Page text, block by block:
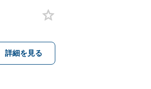
詳細を見る